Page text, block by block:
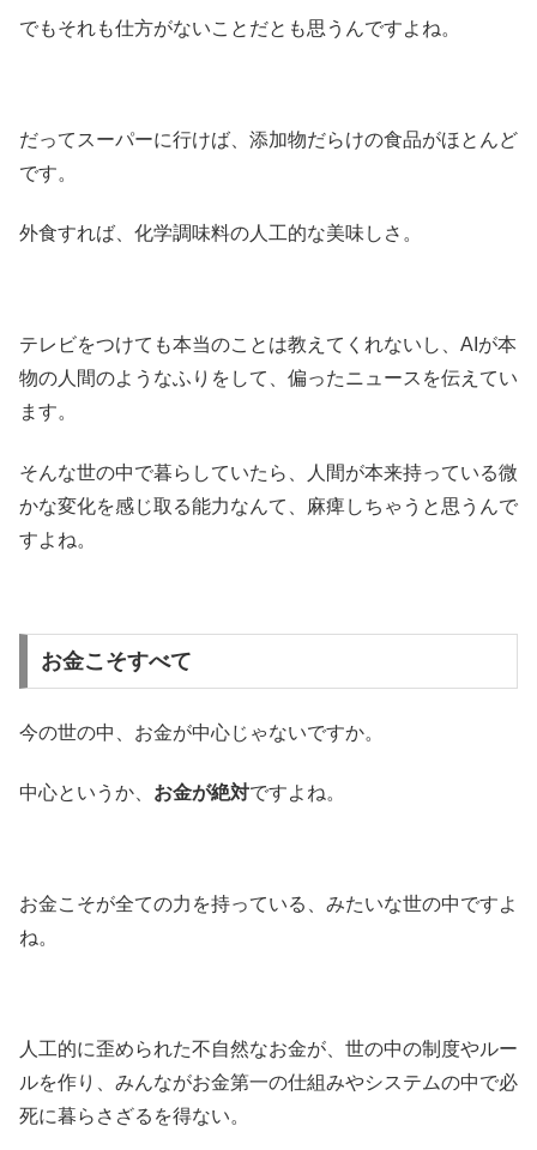
でもそれも仕方がないことだとも思うんですよね。
だってスーパーに行けば、添加物だらけの食品がほとんど
です。
外食すれば、化学調味料の人工的な美味しさ。
テレビをつけても本当のことは教えてくれないし、AIが本
物の人間のようなふりをして、偏ったニュースを伝えてい
ます。
そんな世の中で暮らしていたら、人間が本来持っている微
かな変化を感じ取る能力なんて、麻痺しちゃうと思うんで
すよね。
お金こそすべて
今の世の中、お金が中心じゃないですか。
中心というか、 お金が絶対ですよね。
お金こそが全ての力を持っている、みたいな世の中ですよ
ね。
人工的に歪められた不自然なお金が、世の中の制度やルー
ルを作り、みんながお金第一の仕組みやシステムの中で必
死に暮らさざるを得ない。